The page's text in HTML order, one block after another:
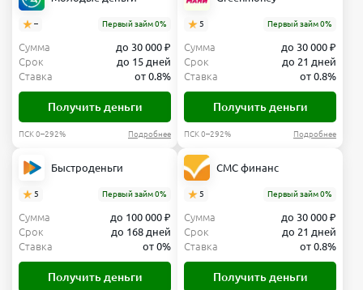
– Первый займ 0%
Сумма
до 30 000 ₽
Срок
до 15 дней
Ставка
от 0.8%
Получить деньги
ПСК 0–292% Подробнее
5 Первый займ 0%
Сумма
до 30 000 ₽
Срок
до 21 дней
Ставка
от 0.8%
Получить деньги
ПСК 0–292% Подробнее
Быстроденьги
5 Первый займ 0%
Сумма
до 100 000 ₽
Срок
до 168 дней
Ставка
от 0%
Получить деньги
СМС финанс
5 Первый займ 0%
Сумма
до 30 000 ₽
Срок
до 21 дней
Ставка
от 0.8%
Получить деньги